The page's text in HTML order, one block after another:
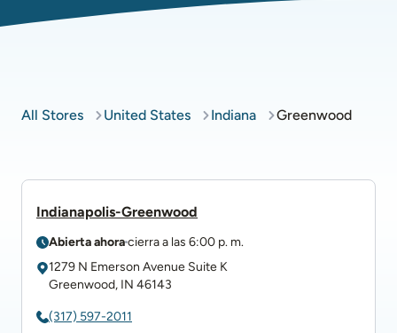
All Stores United States Indiana Greenwood
Indianapolis-Greenwood
Abierta ahoracierra a las 6:00 p. m.
1279 N Emerson Avenue Suite K
Greenwood, IN 46143
(317) 597-2011